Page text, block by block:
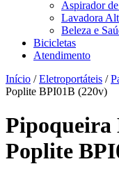
Aspirador
Lavadora
Beleza e
Bicicletas
Atendimento
Início /Eletroportáteis /
Poplite BPI01B (220v)
Poplite